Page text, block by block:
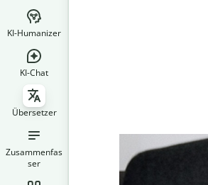
KI-Humanizer
KI-Chat
Übersetzer
Zusammenfas
ser